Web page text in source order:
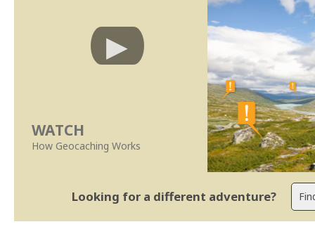
WATCH
How Geocaching Works
Looking for a different adventure?